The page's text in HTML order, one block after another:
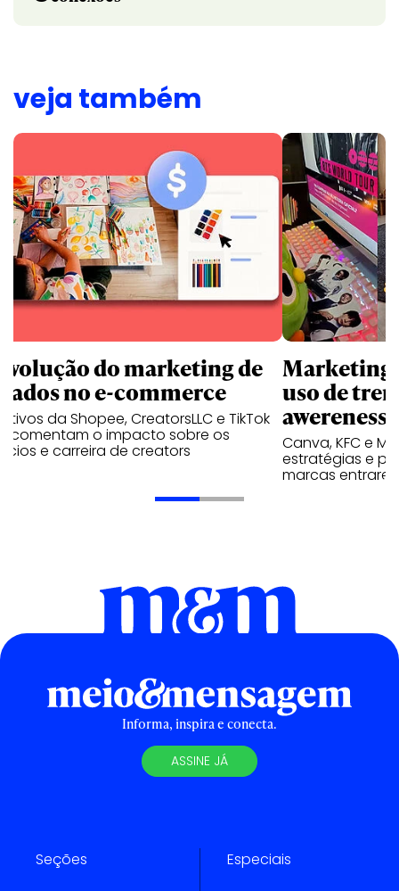
veja também
do marketing de
no e-commerce
da Shopee, CreatorsLLC e TikTok
comentam o impacto sobre os
e carreira de creators
Marketing
uso de
awereness
Canva, KFC e
estratégias e
marcas
Informa, inspira e conecta.
ASSINE JÁ
Seções Especiais